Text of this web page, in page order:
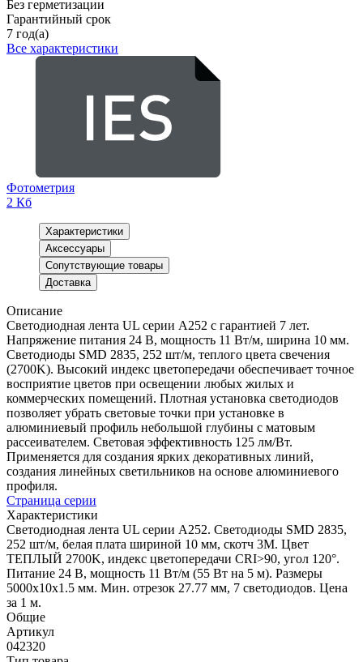
Без герметизации
Гарантийный срок
7 год(а)
Все характеристики
Фотометрия
2 Кб
Характеристики
Аксессуары
Сопутствующие товары
Доставка
Описание
Светодиодная лента UL серии A252 с гарантией 7 лет.
Напряжение питания 24 В, мощность 11 Вт/м, ширина 10 мм.
Светодиоды SMD 2835, 252 шт/м, теплого цвета свечения
(2700K). Высокий индекс цветопередачи обеспечивает точное
восприятие цветов при освещении любых жилых и
коммерческих помещений. Плотная установка светодиодов
позволяет убрать световые точки при установке в
алюминиевый профиль небольшой глубины с матовым
рассеивателем. Световая эффективность 125 лм/Вт.
Применяется для создания ярких декоративных линий,
создания линейных светильников на основе алюминиевого
профиля.
Страница серии
Характеристики
Светодиодная лента UL серии A252. Светодиоды SMD 2835,
252 шт/м, белая плата шириной 10 мм, скотч 3M. Цвет
ТЕПЛЫЙ 2700K, индекс цветопередачи CRI>90, угол 120°.
Питание 24 В, мощность 11 Вт/м (55 Вт на 5 м). Размеры
5000x10x1.5 мм. Мин. отрезок 27.77 мм, 7 светодиодов. Цена
за 1 м.
Общие
Артикул
042320